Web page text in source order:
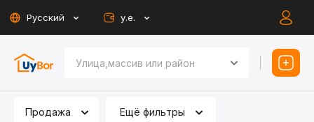
Русский у.е.
Продажа Ещё фильтры